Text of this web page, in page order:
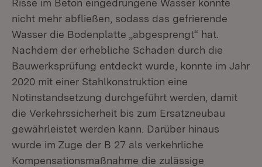
nicht mehr abfließen, sodass das gefrierende
Wasser die Bodenplatte „abgesprengt“ hat.
Nachdem der erhebliche Schaden durch die
Bauwerksprüfung entdeckt wurde, konnte im Jahr
2020 mit einer Stahlkonstruktion eine
Notinstandsetzung durchgeführt werden, damit
die Verkehrssicherheit bis zum Ersatzneubau
gewährleistet werden kann. Darüber hinaus
wurde im Zuge der B 27 als verkehrliche
Kompensationsmaßnahme die zulässige